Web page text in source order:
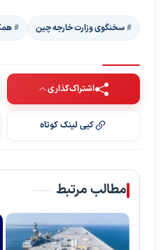
سخنگوی وزارت خارجه چین
اشتراک‌گذاری
کپی لینک کوتاه
مطالب مرتبط